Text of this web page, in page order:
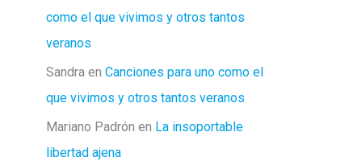
como el que vivimos y otros tantos
veranos
Sandra en Canciones para uno como el
que vivimos y otros tantos veranos
Mariano Padrón en La insoportable
libertad ajena